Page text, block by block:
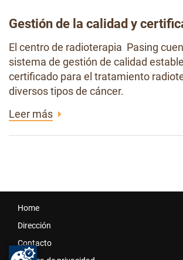
Gestión de la calidad y
El centro de radioterapia Pasing
sistema de gestión de calidad
certificado para el tratamiento
diversos tipos de cáncer.
Leer más
Home
Dirección
Contacto